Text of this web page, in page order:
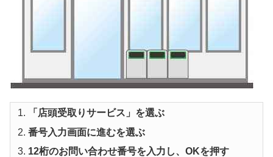
「店頭受取りサービス」を選ぶ
番号入力画面に進むを選ぶ
12桁のお問い合わせ番号を入力し、OKを押す